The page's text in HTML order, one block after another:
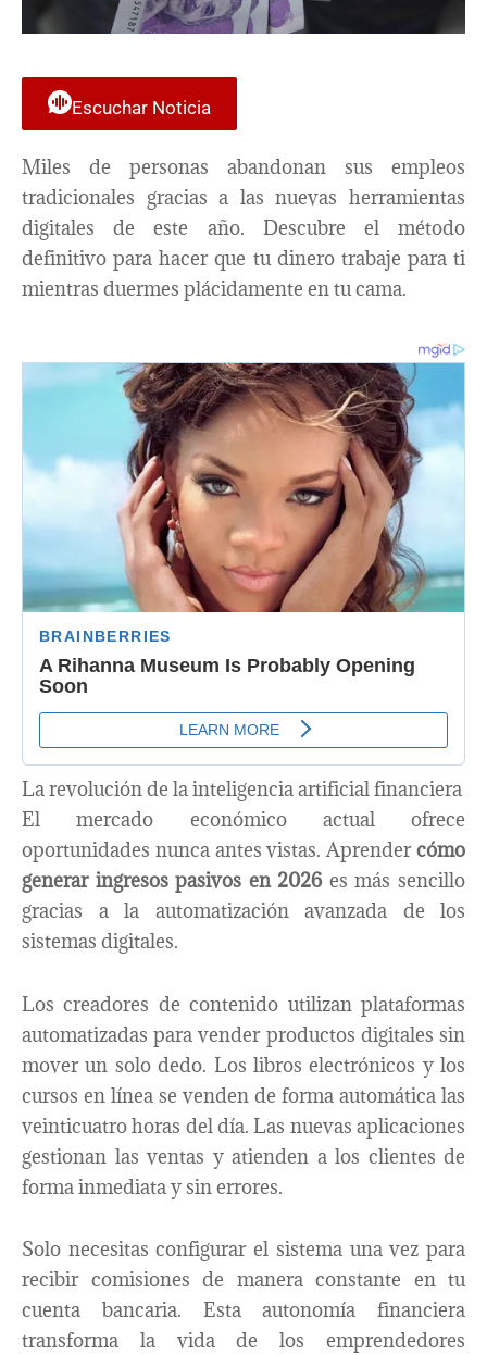
Escuchar Noticia
Miles de personas abandonan sus empleos
tradicionales gracias a las nuevas herramientas
digitales de este año. Descubre el método
definitivo para hacer que tu dinero trabaje para ti
mientras duermes plácidamente en tu cama.
La revolución de la inteligencia artificial financiera
El mercado económico actual ofrece
oportunidades nunca antes vistas. Aprendercómo
generar ingresos pasivos en 2026es más sencillo
gracias a la automatización avanzada de los
sistemas digitales.
Los creadores de contenido utilizan plataformas
automatizadas para vender productos digitales sin
mover un solo dedo. Los libros electrónicos y los
cursos en línea se venden de forma automática las
veinticuatro horas del día. Las nuevas aplicaciones
gestionan las ventas y atienden a los clientes de
forma inmediata y sin errores.
Solo necesitas configurar el sistema una vez para
recibir comisiones de manera constante en tu
cuenta bancaria. Esta autonomía financiera
transforma la vida de los emprendedores